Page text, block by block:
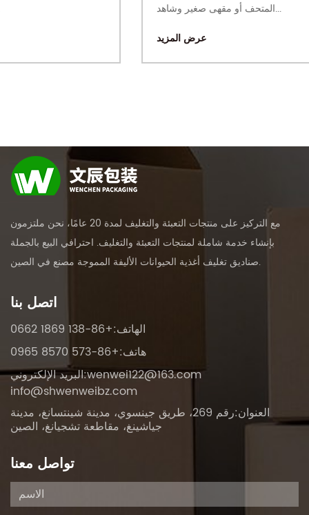
المتحف أو مقهى صغير وشاهد...
مع التركيز على منتجات التعبئة والتغليف لمدة 20 عامًا، نحن ملتزمون
بإنشاء خدمة شاملة لمنتجات التعبئة والتغليف. احترافي البيع بالجملة
صناديق تغليف أغذية الحيوانات الأليفة المموجة مصنع في الصين.
اتصل بنا
الهاتف:+86-138 1869 0662
هاتف:+86-573 8570 0965
البريد الإلكتروني:wenwei122@163.com
info@shwenweibz.com
العنوان:رقم 269، طريق جينسوي، مدينة شينتسانغ، مدينة
جياشينغ، مقاطعة تشجيانغ، الصين
تواصل معنا